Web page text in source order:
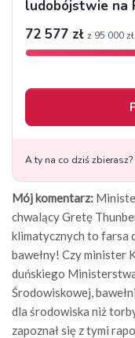
Mój komentarz:
chwalący Gretę
klimatycznych to farsa
bawełny! Czy minister
duńskiego
Środowiskowej,
dla środowiska niż
zapoznał się z tymi